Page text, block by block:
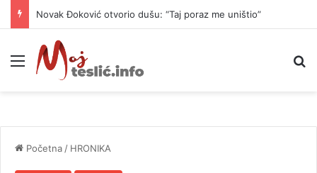
Novak Đoković otvorio dušu: “Taj poraz me uništio”
Meni
Početna / HRONIKA